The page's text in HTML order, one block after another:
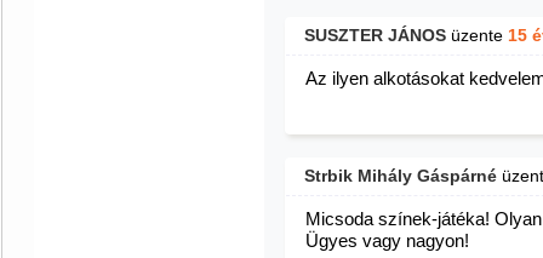
SUSZTER JÁNOS üzente 15
Az ilyen alkotásokat
Strbik Mihály Gáspárné
Micsoda színek-játéka!
Ügyes vagy nagyon!